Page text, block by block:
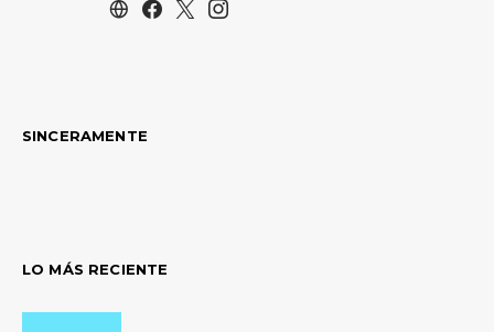
SINCERAMENTE
LO MÁS RECIENTE